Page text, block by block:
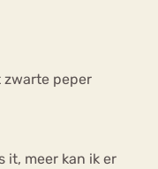
zwarte peper
it, meer kan ik er